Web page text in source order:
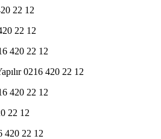
22 12
22 12
420 22 12
0216 420 22 12
420 22 12
22 12
420 22 12